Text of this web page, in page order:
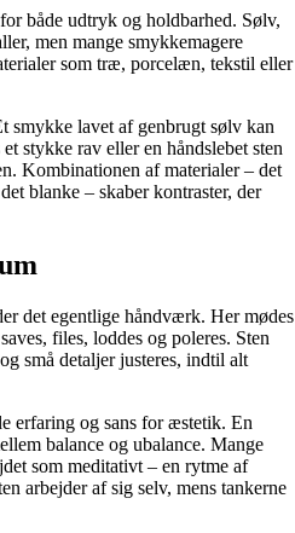
både udtryk og holdbarhed. Sølv,
men mange smykkemagere
som træ, porcelæn, tekstil eller
smykke lavet af genbrugt sølv kan
stykke rav eller en håndslebet sten
Kombinationen af materialer – det
blanke – skaber kontraster, der
det egentlige håndværk. Her mødes
files, loddes og poleres. Sten
små detaljer justeres, indtil alt
erfaring og sans for æstetik. En
balance og ubalance. Mange
som meditativt – en rytme af
arbejder af sig selv, mens tankerne